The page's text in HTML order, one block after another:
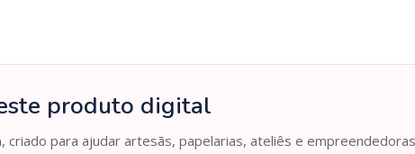
produto digital
, criado para ajudar artesãs, papelarias, ateliês e